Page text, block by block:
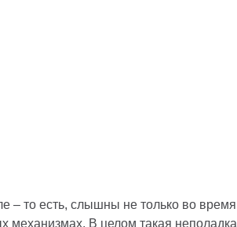
– то есть, слышны не только во время
механизмах. В целом такая неполадка